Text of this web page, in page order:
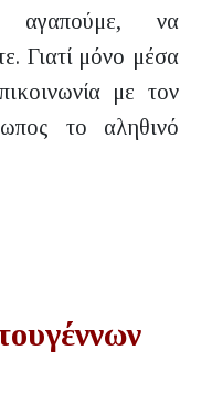
να
Γιατί μόνο μέσα
με τον
το αληθινό